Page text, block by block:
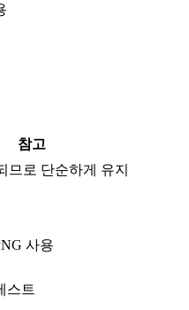
참고
므로 단순하게 유지
사용
스트